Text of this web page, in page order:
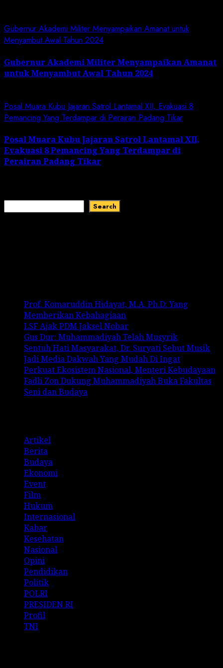
Gubernur Akademi Militer Menyampaikan Amanat untuk
Menyambut Awal Tahun 2024
Gubernur Akademi Militer Menyampaikan Amanat
untuk Menyambut Awal Tahun 2024
Posal Muara Kubu Jajaran Satrol Lantamal XII, Evakuasi 8
Pemancing Yang Terdampar di Perairan Padang Tikar
Posal Muara Kubu Jajaran Satrol Lantamal XII,
Evakuasi 8 Pemancing Yang Terdampar di
Perairan Padang Tikar
Search
Prof. Komaruddin Hidayat, M.A. Ph.D: Yang
Memberikan Kebahagiaan
LSF Ajak PDM Jaksel Nobar
Gus Dur: Muhammadiyah Telah Musyrik
Sentuh Hati Masyarakat, Dr. Suryati Sebut Musik
Jadi Media Dakwah Yang Mudah Di Ingat
Perkuat Ekosistem Nasional, Menteri Kebudayaan
Fadli Zon Dukung Muhammadiyah Buka Fakultas
Seni dan Budaya
Artikel
Berita
Budaya
Ekonomi
Event
Film
Hukum
Internasional
Kabar
Kesehatan
Nasional
Opini
Pendidikan
Politik
POLRI
PRESIDEN RI
Profil
TNI